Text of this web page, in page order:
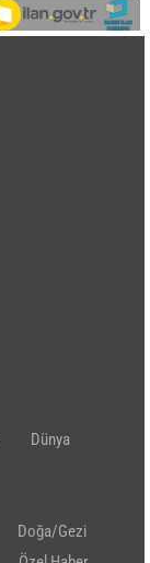
Dünya
Doğa/Gezi